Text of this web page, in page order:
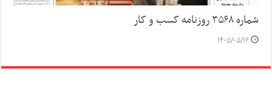
شماره ۳۵۶۸ روزنامه کسب و کار
۱۴۰۵/۰۵/۱۶